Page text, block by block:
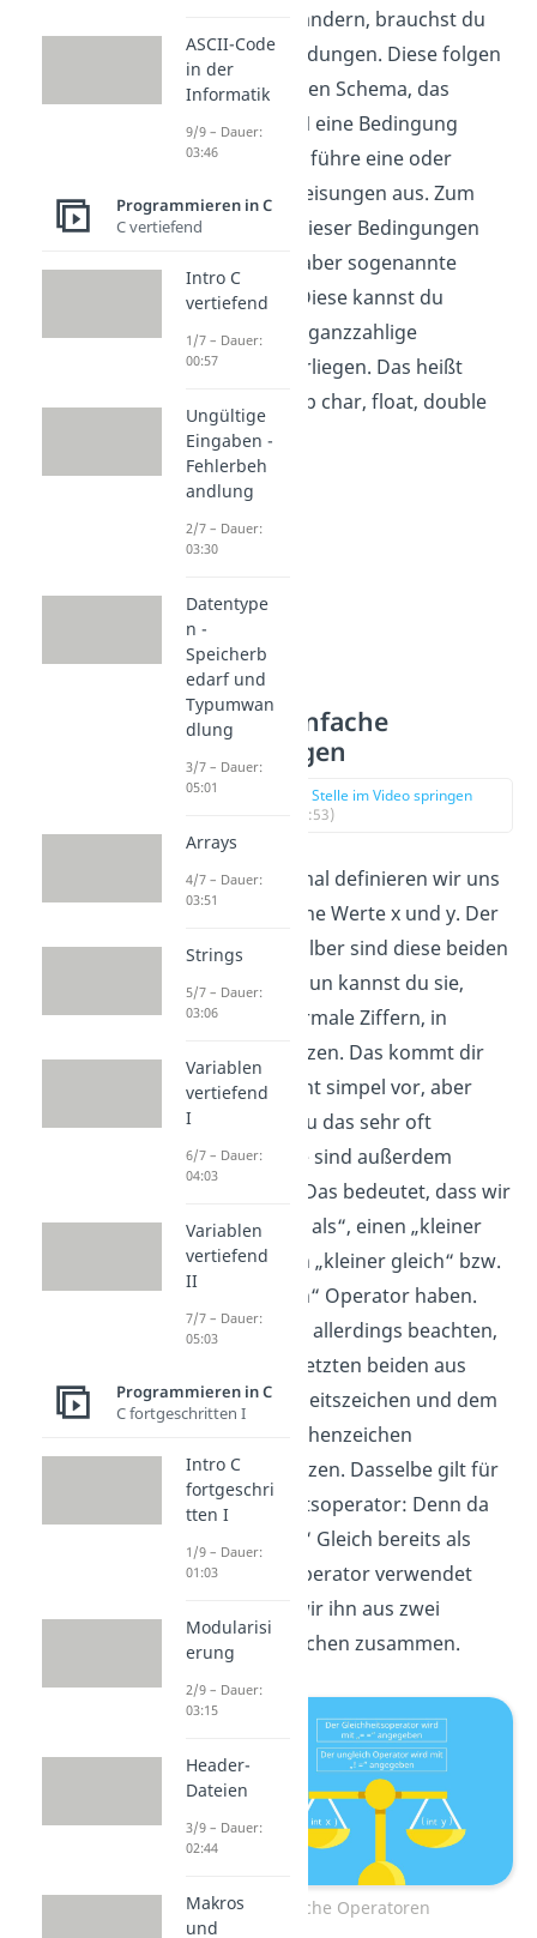
Willst du das ändern, brauchst du
Fallunterscheidungen. Diese folgen
einem einfachen Schema, das
besagt: WENN eine Bedingung
zusagt, DANN führe eine oder
mehrere Anweisungen aus. Zum
Formulieren dieser Bedingungen
benötigst du aber sogenannte
Operatoren. Diese kannst du
nutzen, wenn ganzzahlige
Ausdrücke vorliegen. Das heißt
Werte vom Typ char, float, double
oder int.
Beispiel einfache
Bedingungen
zur Stelle im Video springen
(00:53)
Zunächst einmal definieren wir uns
also zwei solche Werte x und y. Der
Einfachheit halber sind diese beiden
vom Typ int. Nun kannst du sie,
genau wie normale Ziffern, in
Klammern setzen. Das kommt dir
jetzt zwar recht simpel vor, aber
später wirst du das sehr oft
benötigen. Sie sind außerdem
vergleichbar. Das bedeutet, dass wir
einen „größer als“, einen „kleiner
als“ und einen „kleiner gleich“ bzw.
„größer gleich“ Operator haben.
Hier musst du allerdings beachten,
dass sich die letzten beiden aus
einem Gleichheitszeichen und dem
jeweiligen Rechenzeichen
zusammensetzen. Dasselbe gilt für
den Gleichheitsoperator: Denn da
das „normale“ Gleich bereits als
Zuweisungsoperator verwendet
wird, setzen wir ihn aus zwei
Gleichheitszeichen zusammen.
einfache Operatoren
ASCII-Code
in der
Informatik
9/9 – Dauer:
03:46
Programmieren in C
C vertiefend
Intro C
vertiefend
1/7 – Dauer:
00:57
Ungültige
Eingaben -
Fehlerbeh
andlung
2/7 – Dauer:
03:30
Datentype
n -
Speicherb
edarf und
Typumwan
dlung
3/7 – Dauer:
05:01
Arrays
4/7 – Dauer:
03:51
Strings
5/7 – Dauer:
03:06
Variablen
vertiefend
I
6/7 – Dauer:
04:03
Variablen
vertiefend
II
7/7 – Dauer:
05:03
Programmieren in C
C fortgeschritten I
Intro C
fortgeschri
tten I
1/9 – Dauer:
01:03
Modularisi
erung
2/9 – Dauer:
03:15
Header-
Dateien
3/9 – Dauer:
02:44
Makros
und